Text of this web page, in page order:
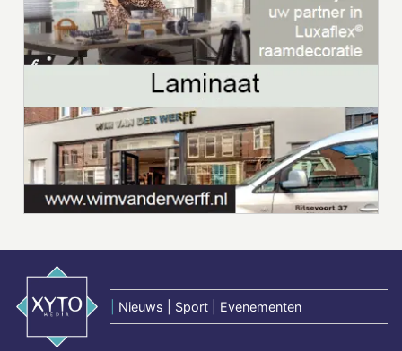
Nieuws | Sport | Evenementen